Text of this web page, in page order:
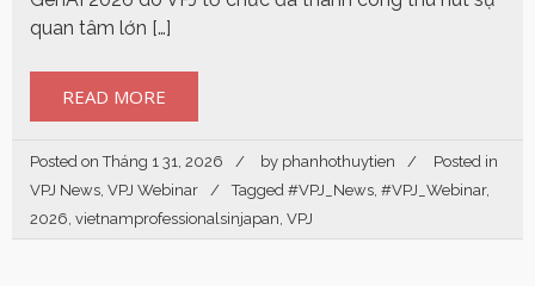
quan tâm lớn […]
READ MORE
Posted onTháng 1 31, 2026 by phanhothuytien
Posted in
VPJ News, VPJ Webinar Tagged #VPJ_News, #VPJ_Webinar,
2026, vietnamprofessionalsinjapan, VPJ